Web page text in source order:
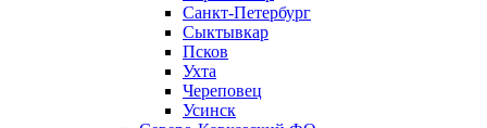
Санкт-Петербург
Сыктывкар
Псков
Ухта
Череповец
Усинск